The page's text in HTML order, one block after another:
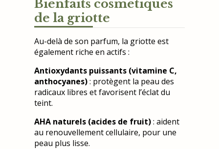
Bienfaits cosmétiques
de la griotte
Au-delà de son parfum, la griotte est
également riche en actifs :
Antioxydants puissants (vitamine C,
anthocyanes): protègent la peau des
radicaux libres et favorisent l’éclat du
teint.
AHA naturels (acides de fruit): aident
au renouvellement cellulaire, pour une
peau plus lisse.